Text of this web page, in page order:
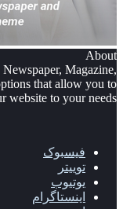
About
Magazine,
that allow you to
website to your needs.
فیسبوک
توییتر
یوتیوب
اینستاگرام